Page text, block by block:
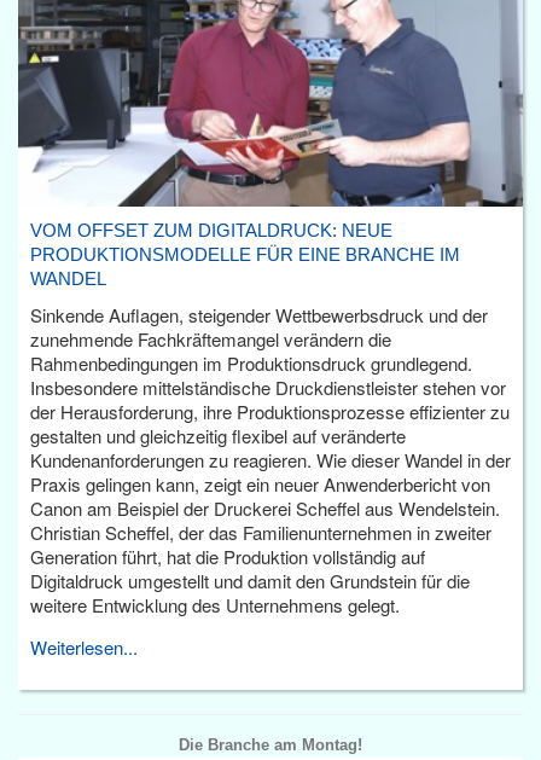
VOM OFFSET ZUM DIGITALDRUCK: NEUE
PRODUKTIONSMODELLE FÜR EINE BRANCHE IM
WANDEL
Sinkende Auflagen, steigender Wettbewerbsdruck und der
zunehmende Fachkräftemangel verändern die
Rahmenbedingungen im Produktionsdruck grundlegend.
Insbesondere mittelständische Druckdienstleister stehen vor
der Herausforderung, ihre Produktionsprozesse effizienter zu
gestalten und gleichzeitig flexibel auf veränderte
Kundenanforderungen zu reagieren. Wie dieser Wandel in der
Praxis gelingen kann, zeigt ein neuer Anwenderbericht von
Canon am Beispiel der Druckerei Scheffel aus Wendelstein.
Christian Scheffel, der das Familienunternehmen in zweiter
Generation führt, hat die Produktion vollständig auf
Digitaldruck umgestellt und damit den Grundstein für die
weitere Entwicklung des Unternehmens gelegt.
Weiterlesen...
Die Branche am Montag!